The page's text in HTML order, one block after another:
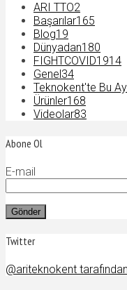
ARI TTO2
Başarılar165
Blog19
Dünyadan180
FIGHTCOVID1914
Genel 34
Teknokent'te Bu
Ürünler168
Videolar83
Abone Ol
E-mail
Twitter
@ariteknokent